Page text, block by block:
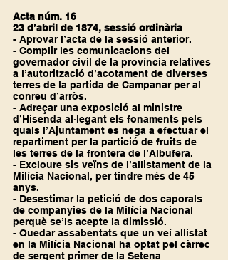
Acta núm. 16
23 d’abril de 1874, sessió ordinària
- Aprovar l’acta de la sessió anterior.
- Complir les comunicacions del
governador civil de la província relatives
a l’autorització d’acotament de diverses
terres de la partida de Campanar per al
conreu d’arròs.
- Adreçar una exposició al ministre
d’Hisenda al·legant els fonaments pels
quals l’Ajuntament es nega a efectuar el
repartiment per la partició de fruits de
les terres de la frontera de l’Albufera.
- Excloure sis veïns de l’allistament de la
Milícia Nacional, per tindre més de 45
anys.
- Desestimar la petició de dos caporals
de companyies de la Milícia Nacional
perquè se’ls acepte la dimissió.
- Quedar assabentats que un veí allistat
en la Milícia Nacional ha optat pel càrrec
de sergent primer de la Setena